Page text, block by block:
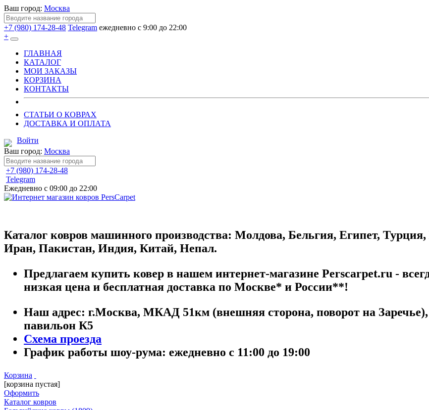
Ваш город: Москва
+7 (980) 174-28-48 Telegram ежедневно с 9:00 до 22:00
+
ГЛАВНАЯ
КАТАЛОГ
МОИ ЗАКАЗЫ
КОРЗИНА
КОНТАКТЫ
СТАТЬИ О КОВРАХ
ДОСТАВКА И ОПЛАТА
Войти
Ваш город: Москва
+7 (980) 174-28-48
Telegram
Ежедневно с 09:00 до 22:00
Каталог ковров машинного производства: Молдова, Бельгия, Египет,
Иран, Пакистан, Индия, Китай, Непал.
Предлагаем купить ковер в нашем интернет-магазине Perscarpet.ru -
низкая цена и бесплатная доставка по Москве* и России**!
Наш адрес: г.Москва, МКАД 51км (внешняя сторона, поворот на
павильон К5
Схема проезда
График работы шоу-рума: ежедневно с 11:00 до 19:00
Корзина
[корзина пустая]
Оформить
Каталог ковров